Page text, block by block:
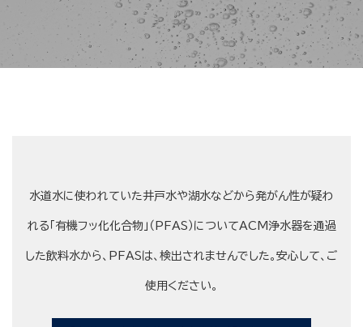
水道水に使われていた井戸水や湖水などから発がん性が疑わ
れる「有機フッ化化合物」（PFAS）についてACM浄水器を通過
した飲料水から、PFASは、検出されませんでした。安心して、ご
使用ください。